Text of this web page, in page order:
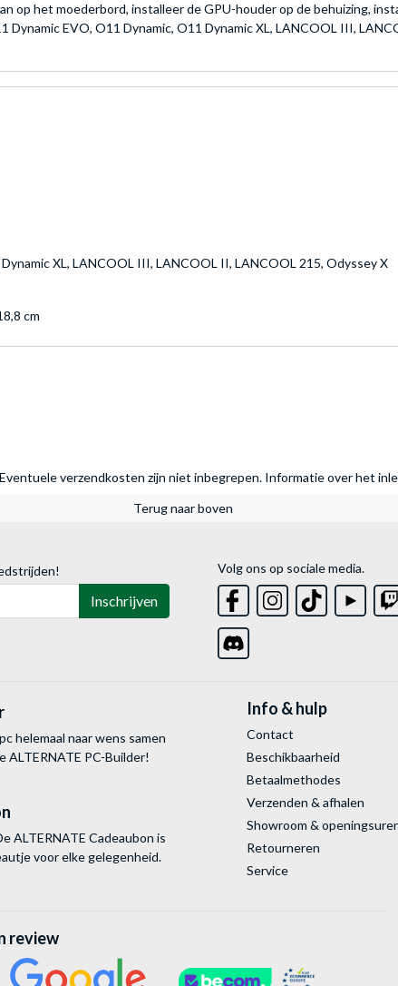
op het moederbord, installeer de GPU-houder op de behuizing,
Dynamic EVO, O11 Dynamic, O11 Dynamic XL, LANCOOL III,
XL, LANCOOL III, LANCOOL II, LANCOOL 215, Odyssey X
cm
verzendkosten zijn niet inbegrepen. Informatie over het
Terug naar boven
Inschrijven
Volg ons op sociale media.
helemaal naar wens samen
ALTERNATE PC-Builder!
ALTERNATE Cadeaubon is
voor elke gelegenheid.
Info & hulp
Contact
Beschikbaarheid
Betaalmethodes
Verzenden & afhalen
Showroom &
Retourneren
Service
review